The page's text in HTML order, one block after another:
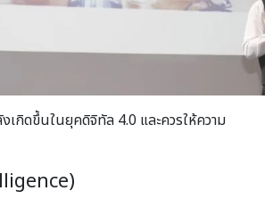
เกิดขึ้นในยุคดิจิทัล 4.0 และควรให้ความ